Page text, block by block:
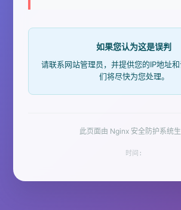
如果您认为这是误判
请联系网站管理员，并提供您的IP地址
们将尽快为您处理。
此页面由 Nginx 安全防护系统
时间: